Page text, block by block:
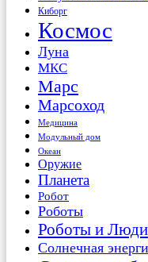
Киборг
Космос
Луна
МКС
Марс
Марсоход
Медицина
Модульный дом
Океан
Оружие
Планета
Робот
Роботы
Роботы и Люди
Солнечная